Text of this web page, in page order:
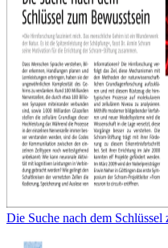
Die Suche nach dem